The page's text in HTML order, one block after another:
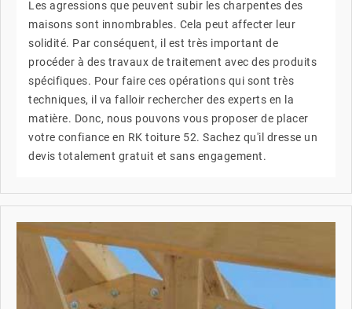
Les agressions que peuvent subir les charpentes des
maisons sont innombrables. Cela peut affecter leur
solidité. Par conséquent, il est très important de
procéder à des travaux de traitement avec des produits
spécifiques. Pour faire ces opérations qui sont très
techniques, il va falloir rechercher des experts en la
matière. Donc, nous pouvons vous proposer de placer
votre confiance en RK toiture 52. Sachez qu'il dresse un
devis totalement gratuit et sans engagement.